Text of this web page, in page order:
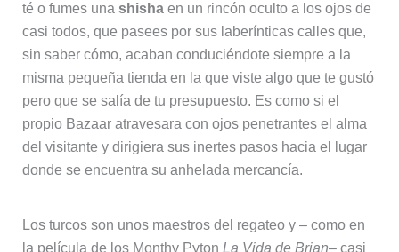
té o fumes una shishaen un rincón oculto a los ojos de
casi todos, que pasees por sus laberínticas calles que,
sin saber cómo, acaban conduciéndote siempre a la
misma pequeña tienda en la que viste algo que te gustó
pero que se salía de tu presupuesto. Es como si el
propio Bazaar atravesara con ojos penetrantes el alma
del visitante y dirigiera sus inertes pasos hacia el lugar
donde se encuentra su anhelada mercancía.
Los turcos son unos maestros del regateo y – como en
la película de los Monthy Pyton La Vida de Brian– casi